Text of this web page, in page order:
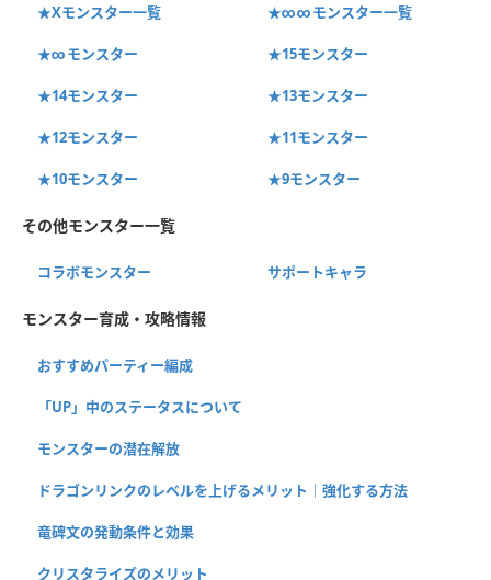
★Xモンスター一覧 ★∞∞モンスター一覧
★∞モンスター ★15モンスター
★14モンスター ★13モンスター
★12モンスター ★11モンスター
★10モンスター ★9モンスター
その他モンスター一覧
コラボモンスター サポートキャラ
モンスター育成・攻略情報
おすすめパーティー編成
「UP」中のステータスについて
モンスターの潜在解放
ドラゴンリンクのレベルを上げるメリット｜強化する方法
竜碑文の発動条件と効果
クリスタライズのメリット